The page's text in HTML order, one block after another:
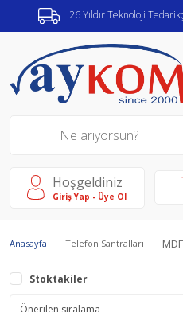
26 Yıldır Teknoloji
Hoşgeldiniz
Giriş Yap - Üye Ol
Anasayfa Telefon Santralları
Stoktakiler